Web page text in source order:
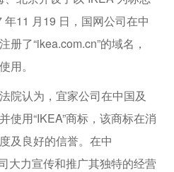
11 月19 日，国网公司在中
了“ikea.com.cn”的域名，
用。
认为，宜家公司在中国及
使用“IKEA”商标，该商标在消
及良好的信誉。在中
大力宣传和推广其独特的经营